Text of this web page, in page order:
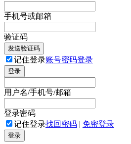
手机号或邮箱
验证码
发送验证码
记住登录账号密码登录
登录
用户名/手机号/邮箱
登录密码
记住登录找回密码 | 免密登录
登录